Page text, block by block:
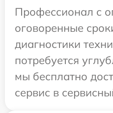
Профессионал с
оговоренные
диагностики
потребуется
мы бесплатно
сервис в